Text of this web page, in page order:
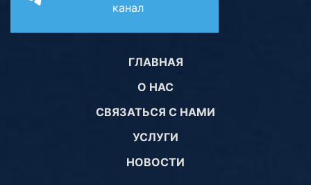
канал
ГЛАВНАЯ
О НАС
СВЯЗАТЬСЯ С НАМИ
УСЛУГИ
НОВОСТИ